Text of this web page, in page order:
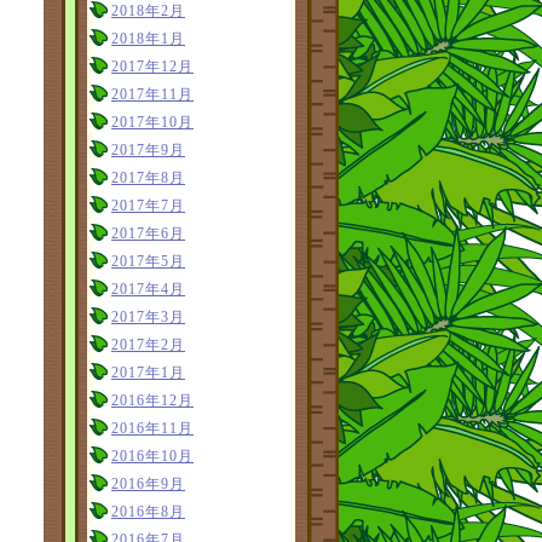
2018年2月
2018年1月
2017年12月
2017年11月
2017年10月
2017年9月
2017年8月
2017年7月
2017年6月
2017年5月
2017年4月
2017年3月
2017年2月
2017年1月
2016年12月
2016年11月
2016年10月
2016年9月
2016年8月